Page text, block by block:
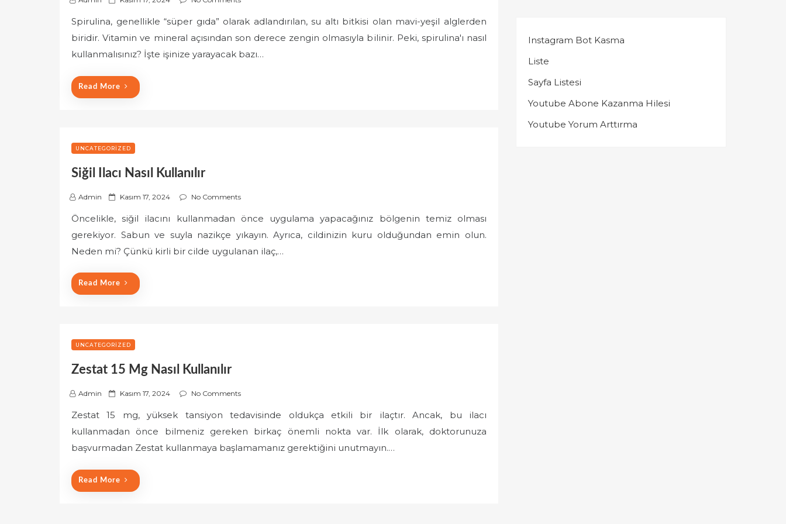
s
t
e
o
n
Spirulina, genellikle “süper gıda” olarak adlandırılan, su altı bitkisi olan mavi-yeşil alglerden
biridir. Vitamin ve mineral açısından son derece zengin olmasıyla bilinir. Peki, spirulina'ı nasıl
kullanmalısınız? İşte işinize yarayacak bazı…
Read More
UNCATEGORIZED
Siğil Ilacı Nasıl Kullanılır
Admin
P
s
e
o
n
Kasım 17, 2024 No Comments
Öncelikle, siğil ilacını kullanmadan önce uygulama yapacağınız bölgenin temiz olması
gerekiyor. Sabun ve suyla nazikçe yıkayın. Ayrıca, cildinizin kuru olduğundan emin olun.
Neden mi? Çünkü kirli bir cilde uygulanan ilaç,…
Read More
UNCATEGORIZED
Zestat 15 Mg Nasıl Kullanılır
Admin
P
t
e
o
n
Kasım 17, 2024 No Comments
Zestat 15 mg, yüksek tansiyon tedavisinde oldukça etkili bir ilaçtır. Ancak, bu ilacı
kullanmadan önce bilmeniz gereken birkaç önemli nokta var. İlk olarak, doktorunuza
başvurmadan Zestat kullanmaya başlamamanız gerektiğini unutmayın.…
Read More
Instagram Bot Kasma
Liste
Sayfa Listesi
Youtube Abone Kazanma Hilesi
Youtube Yorum Arttırma